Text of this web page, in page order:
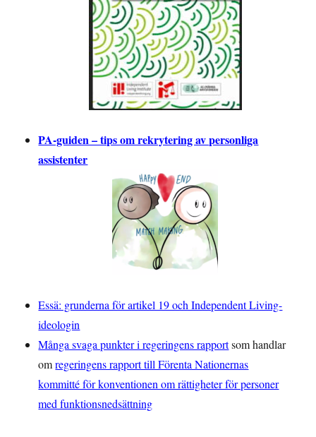
PA-guiden – tips om rekrytering av personliga
assistenter
Essä: grunderna för artikel 19 och Independent Living-
ideologin
Många svaga punkter i regeringens rapportsom handlar
omregeringens rapport till Förenta Nationernas
kommitté för konventionen om rättigheter för personer
med funktionsnedsättning